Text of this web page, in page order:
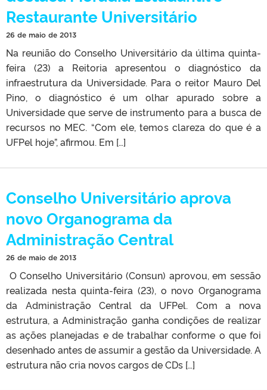
Restaurante Universitário
26 de maio de 2013
Na reunião do Conselho Universitário da última quinta-
feira (23) a Reitoria apresentou o diagnóstico da
infraestrutura da Universidade. Para o reitor Mauro Del
Pino, o diagnóstico é um olhar apurado sobre a
Universidade que serve de instrumento para a busca de
recursos no MEC. “Com ele, temos clareza do que é a
UFPel hoje”, afirmou. Em […]
Conselho Universitário aprova
novo Organograma da
Administração Central
26 de maio de 2013
O Conselho Universitário (Consun) aprovou, em sessão
realizada nesta quinta-feira (23), o novo Organograma
da Administração Central da UFPel. Com a nova
estrutura, a Administração ganha condições de realizar
as ações planejadas e de trabalhar conforme o que foi
desenhado antes de assumir a gestão da Universidade. A
estrutura não cria novos cargos de CDs […]